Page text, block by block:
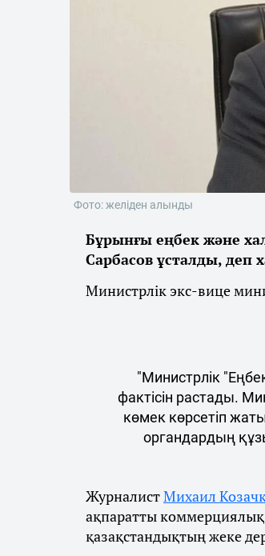
Фото: желіден алынды
Бұрынғы еңбек және
Сарбасов ұсталды, деп
Министрлік экс-вице
"Министрлік
фактісін растады.
көмек көрсетіп
органдардың
ЖурналистМихаил
ақпаратты
қазақстандықтың жеке